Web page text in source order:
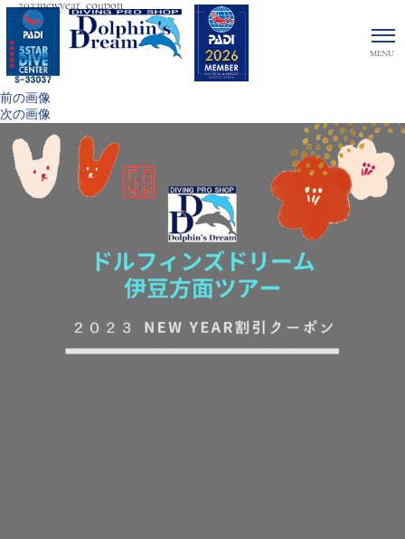
前の画像
次の画像
2023newyear_coupon